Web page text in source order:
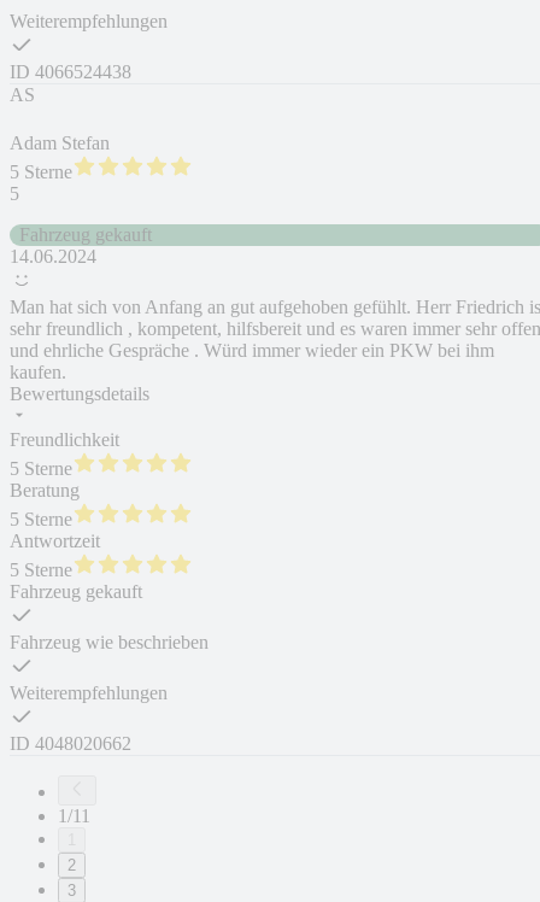
Weiterempfehlungen
ID 4066524438
AS
Adam Stefan
5 Sterne
5
Fahrzeug gekauft
14.06.2024
Man hat sich von Anfang an gut aufgehoben gefühlt. Herr Friedrich
sehr freundlich , kompetent, hilfsbereit und es waren immer sehr
und ehrliche Gespräche . Würd immer wieder ein PKW bei ihm
kaufen.
Bewertungsdetails
Freundlichkeit
5 Sterne
Beratung
5 Sterne
Antwortzeit
5 Sterne
Fahrzeug gekauft
Fahrzeug wie beschrieben
Weiterempfehlungen
ID 4048020662
1/11
2
3